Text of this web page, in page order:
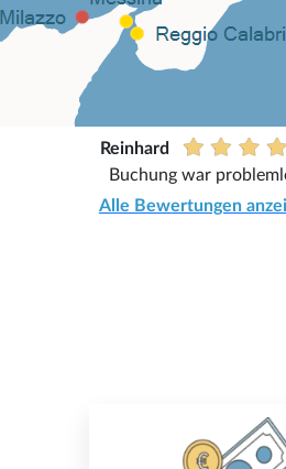
Reinhard
Buchung war
Alle Bewertungen